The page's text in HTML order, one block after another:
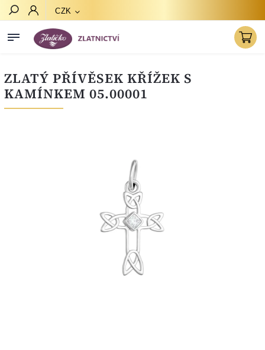
CZK
ZLATÝ PŘÍVĚSEK KŘÍŽEK S
KAMÍNKEM 05.00001